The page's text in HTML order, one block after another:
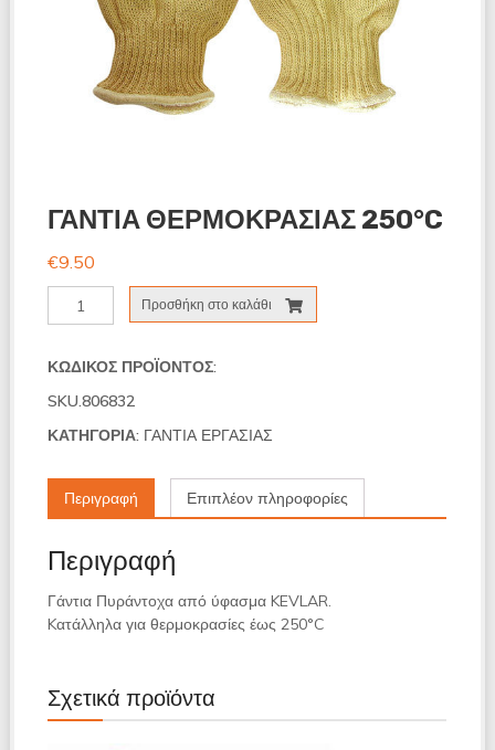
ΓΑΝΤΙΑ ΘΕΡΜΟΚΡΑΣΙΑΣ 250°C
€9.50
ΓΑΝΤΙΑ
ΘΕΡΜΟΚΡΑΣΙΑΣ
ποσότητα
Προσθήκη στο καλάθι
ΚΩΔΙΚΌΣ ΠΡΟΪΌΝΤΟΣ:
SKU.806832
ΚΑΤΗΓΟΡΊΑ: ΓΑΝΤΙΑ ΕΡΓΑΣΙΑΣ
Περιγραφή Επιπλέον πληροφορίες
Περιγραφή
Γάντια Πυράντοχα από ύφασμαKEVLAR.
Kατάλληλα για θερμοκρασίες έως 250°C
Σχετικά προϊόντα